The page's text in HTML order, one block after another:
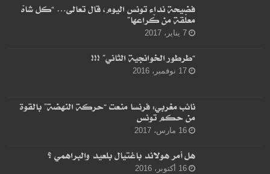
فضيحة نداء تونس اليوم، قال تعالى… “كل شاهْ
معلّقة من كْراعها”
7 يناير، 2017
“طرطور الخوانجية الثاني” !!!
17 نوفمبر، 2016
نائب مغربي: فرنسا منعت “حركة النهضة” بالقوة
من حكم تونس
16 مارس، 2017
هل أمر هولاند باغتيال بلعيد والبراهمي ؟
16 أكتوبر، 2016